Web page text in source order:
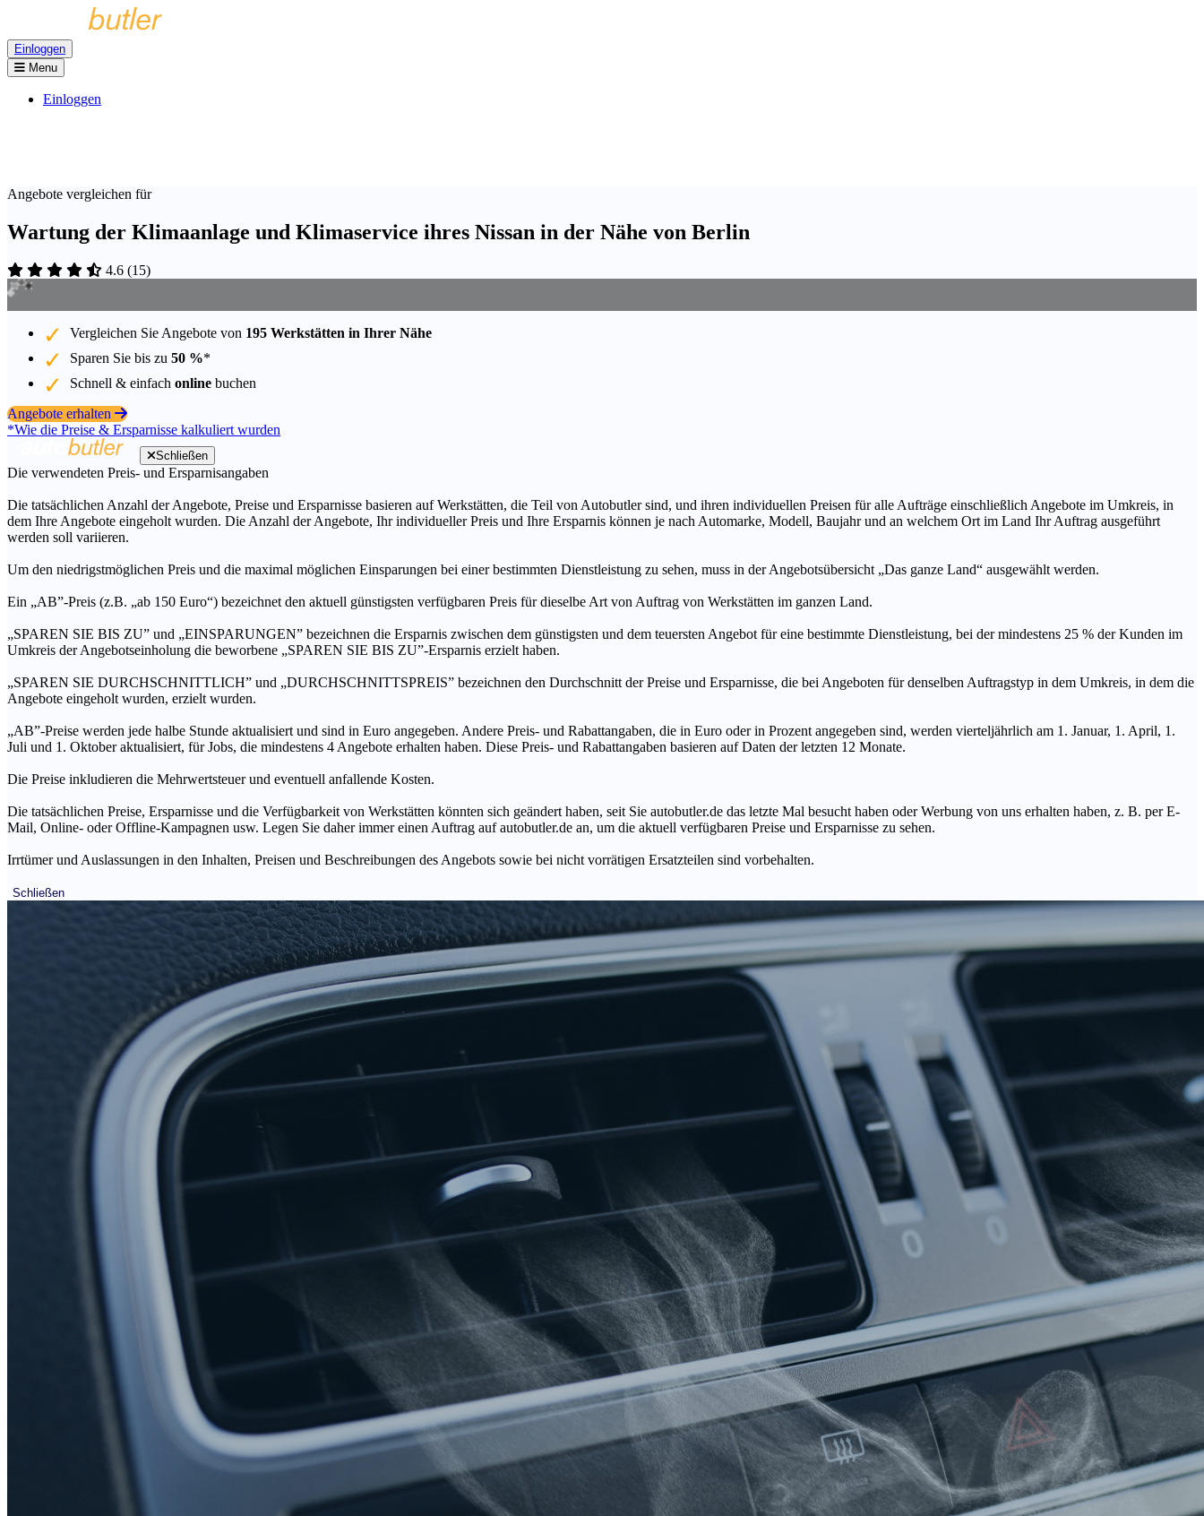
Einloggen
Menu
Einloggen
Angebote vergleichen für
Wartung der Klimaanlage und Klimaservice ihres Nissan in der Nähe von Berlin
4.6 (15)
Vergleichen Sie Angebote von 195 Werkstätten in Ihrer Nähe
Sparen Sie bis zu 50 %*
Schnell & einfach online buchen
Angebote erhalten
*Wie die Preise & Ersparnisse kalkuliert wurden
Schließen
Die verwendeten Preis- und Ersparnisangaben
Die tatsächlichen Anzahl der Angebote, Preise und Ersparnisse basieren auf Werkstätten, die Teil von Autobutler sind, und ihren individuellen Preisen für alle Aufträge einschließlich Angebote im Umkreis, in
dem Ihre Angebote eingeholt wurden. Die Anzahl der Angebote, Ihr individueller Preis und Ihre Ersparnis können je nach Automarke, Modell, Baujahr und an welchem Ort im Land Ihr Auftrag ausgeführt
werden soll variieren.
Um den niedrigstmöglichen Preis und die maximal möglichen Einsparungen bei einer bestimmten Dienstleistung zu sehen, muss in der Angebotsübersicht „Das ganze Land“ ausgewählt werden.
Ein „AB”-Preis (z.B. „ab 150 Euro“) bezeichnet den aktuell günstigsten verfügbaren Preis für dieselbe Art von Auftrag von Werkstätten im ganzen Land.
„SPAREN SIE BIS ZU” und „EINSPARUNGEN” bezeichnen die Ersparnis zwischen dem günstigsten und dem teuersten Angebot für eine bestimmte Dienstleistung, bei der mindestens 25 % der Kunden im
Umkreis der Angebotseinholung die beworbene „SPAREN SIE BIS ZU”-Ersparnis erzielt haben.
„SPAREN SIE DURCHSCHNITTLICH” und „DURCHSCHNITTSPREIS” bezeichnen den Durchschnitt der Preise und Ersparnisse, die bei Angeboten für denselben Auftragstyp in dem Umkreis, in dem die
Angebote eingeholt wurden, erzielt wurden.
„AB”-Preise werden jede halbe Stunde aktualisiert und sind in Euro angegeben. Andere Preis- und Rabattangaben, die in Euro oder in Prozent angegeben sind, werden vierteljährlich am 1. Januar, 1. April, 1.
Juli und 1. Oktober aktualisiert, für Jobs, die mindestens 4 Angebote erhalten haben. Diese Preis- und Rabattangaben basieren auf Daten der letzten 12 Monate.
Die Preise inkludieren die Mehrwertsteuer und eventuell anfallende Kosten.
Die tatsächlichen Preise, Ersparnisse und die Verfügbarkeit von Werkstätten könnten sich geändert haben, seit Sie autobutler.de das letzte Mal besucht haben oder Werbung von uns erhalten haben, z. B. per E-
Mail, Online- oder Offline-Kampagnen usw. Legen Sie daher immer einen Auftrag auf autobutler.de an, um die aktuell verfügbaren Preise und Ersparnisse zu sehen.
Irrtümer und Auslassungen in den Inhalten, Preisen und Beschreibungen des Angebots sowie bei nicht vorrätigen Ersatzteilen sind vorbehalten.
Schließen